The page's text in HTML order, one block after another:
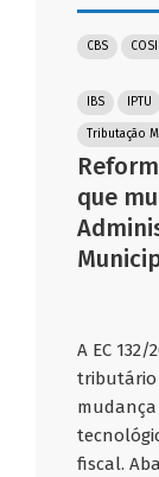
CBS
IBS IPTU
Tributação
que
A EC
tributário
fiscal.